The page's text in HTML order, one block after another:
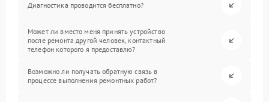
Диагностика проводится бесплатно?
Может ли вместо меня принять устройство
после ремонта другой человек, контактный
телефон которого я предоставлю?
Возможно ли получать обратную связь в
процессе выполнения ремонтных работ?